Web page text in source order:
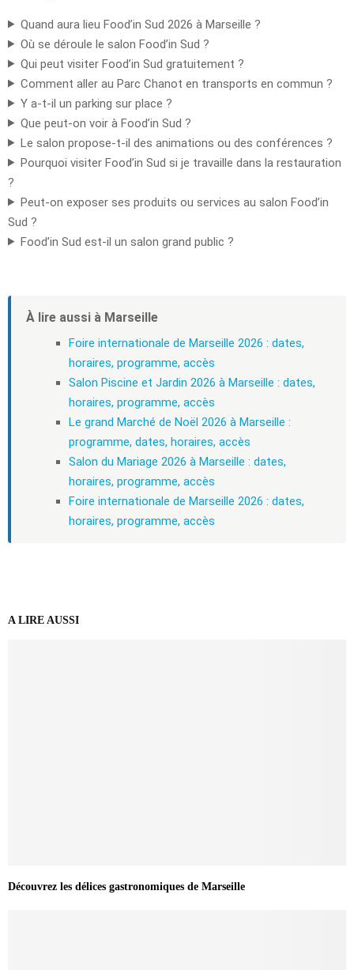
Quand aura lieu Food’in Sud 2026 à Marseille ?
Où se déroule le salon Food’in Sud ?
Qui peut visiter Food’in Sud gratuitement ?
Comment aller au Parc Chanot en transports en commun ?
Y a-t-il un parking sur place ?
Que peut-on voir à Food’in Sud ?
Le salon propose-t-il des animations ou des conférences ?
Pourquoi visiter Food’in Sud si je travaille dans la restauration
?
Peut-on exposer ses produits ou services au salon Food’in
Sud ?
Food’in Sud est-il un salon grand public ?
À lire aussi à Marseille
Foire internationale de Marseille 2026 : dates,
horaires, programme, accès
Salon Piscine et Jardin 2026 à Marseille : dates,
horaires, programme, accès
Le grand Marché de Noël 2026 à Marseille :
programme, dates, horaires, accès
Salon du Mariage 2026 à Marseille : dates,
horaires, programme, accès
Foire internationale de Marseille 2026 : dates,
horaires, programme, accès
A LIRE AUSSI
Découvrez les délices gastronomiques de Marseille